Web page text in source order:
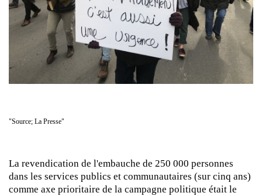
"Source; La Presse"
La revendication de l'embauche de 250 000 personnes
dans les services publics et communautaires (sur cinq ans)
comme axe prioritaire de la campagne politique était le